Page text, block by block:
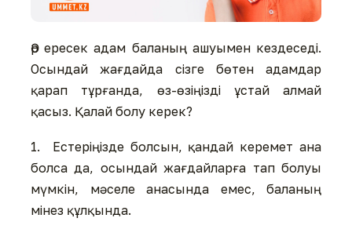
Әр ересек адам баланың ашуымен кездеседі.
Осындай жағдайда сізге бөтен адамдар
қарап тұрғанда, өз-өзіңізді ұстай алмай
қасыз. Қалай болу керек?
1. Естеріңізде болсын, қандай керемет ана
болса да, осындай жағдайларға тап болуы
мүмкін, мәселе анасында емес, баланың
мінез құлқында.